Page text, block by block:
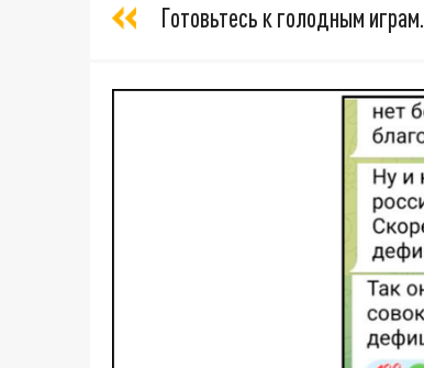
Готовьтесь к голодным играм.